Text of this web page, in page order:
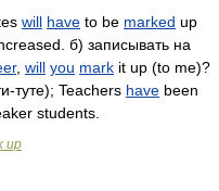
will have to be marked up
б) записывать на
, will you mark it up (to me)?
туте); Teachers have been
students.
up